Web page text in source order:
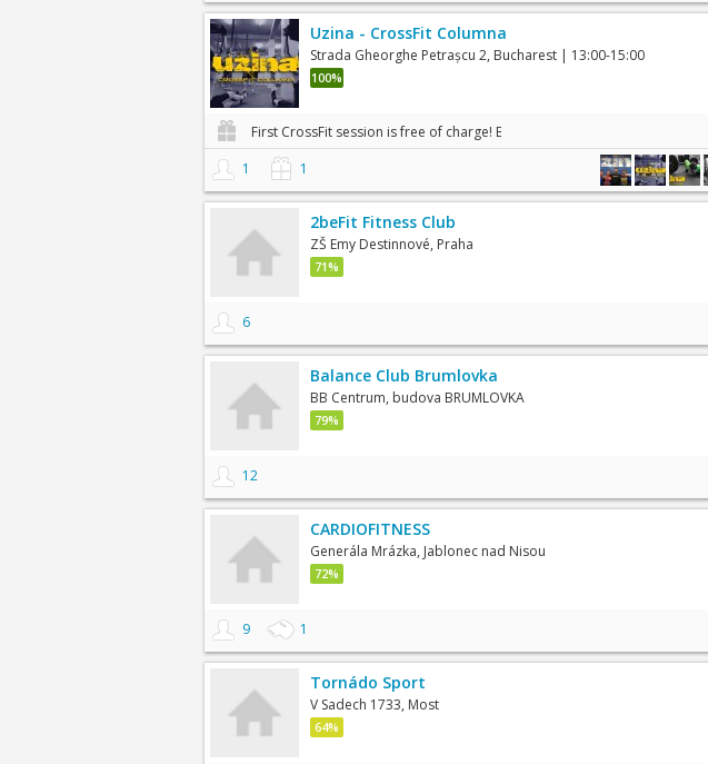
Uzina - CrossFit Columna
Strada Gheorghe Petrașcu 2, Bucharest | 13:00-15:00
100%
First CrossFit session is free of charge! But be careful, is addictive!
1
1
2beFit Fitness Club
ZŠ Emy Destinnové, Praha
71%
6
Balance Club Brumlovka
BB Centrum, budova BRUMLOVKA
79%
12
CARDIOFITNESS
Generála Mrázka, Jablonec nad Nisou
72%
9 1
Tornádo Sport
V Sadech 1733, Most
64%